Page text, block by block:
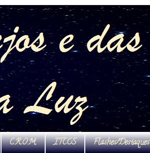
C.R.O.M. ITCCS Flashes/Destaques